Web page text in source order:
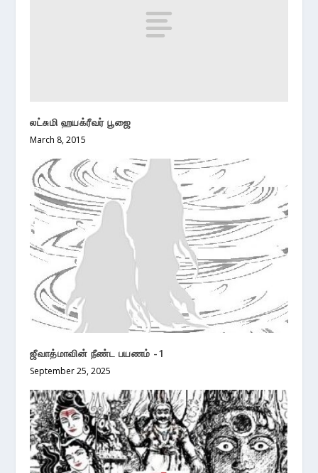
லட்சுமி ஹயக்ரீவர் பூஜை
March 8, 2015
ஜீவாத்மாவின் நீண்ட பயணம் -1
September 25, 2025